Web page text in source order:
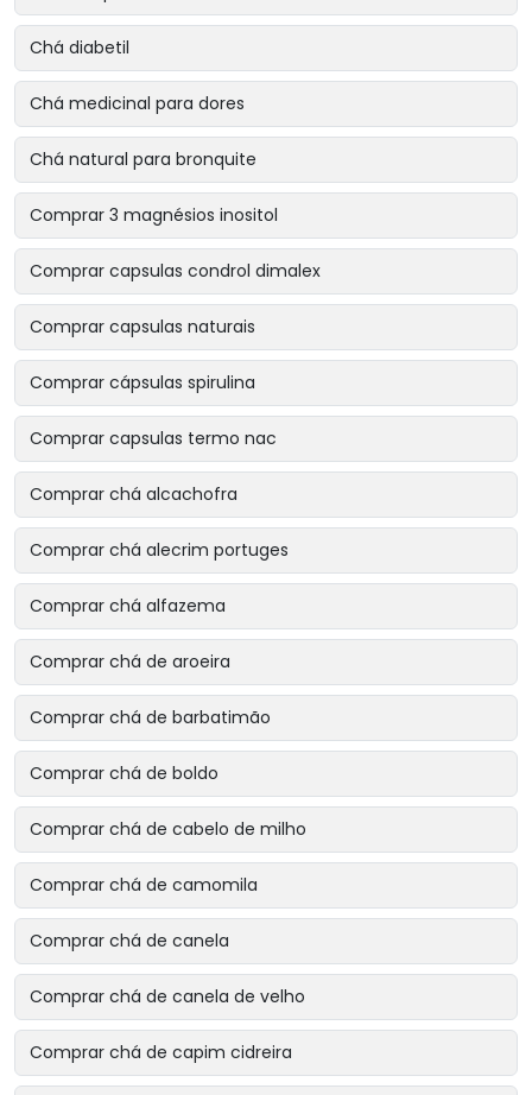
Chá diabetil
Chá medicinal para dores
Chá natural para bronquite
Comprar 3 magnésios inositol
Comprar capsulas condrol dimalex
Comprar capsulas naturais
Comprar cápsulas spirulina
Comprar capsulas termo nac
Comprar chá alcachofra
Comprar chá alecrim portuges
Comprar chá alfazema
Comprar chá de aroeira
Comprar chá de barbatimão
Comprar chá de boldo
Comprar chá de cabelo de milho
Comprar chá de camomila
Comprar chá de canela
Comprar chá de canela de velho
Comprar chá de capim cidreira